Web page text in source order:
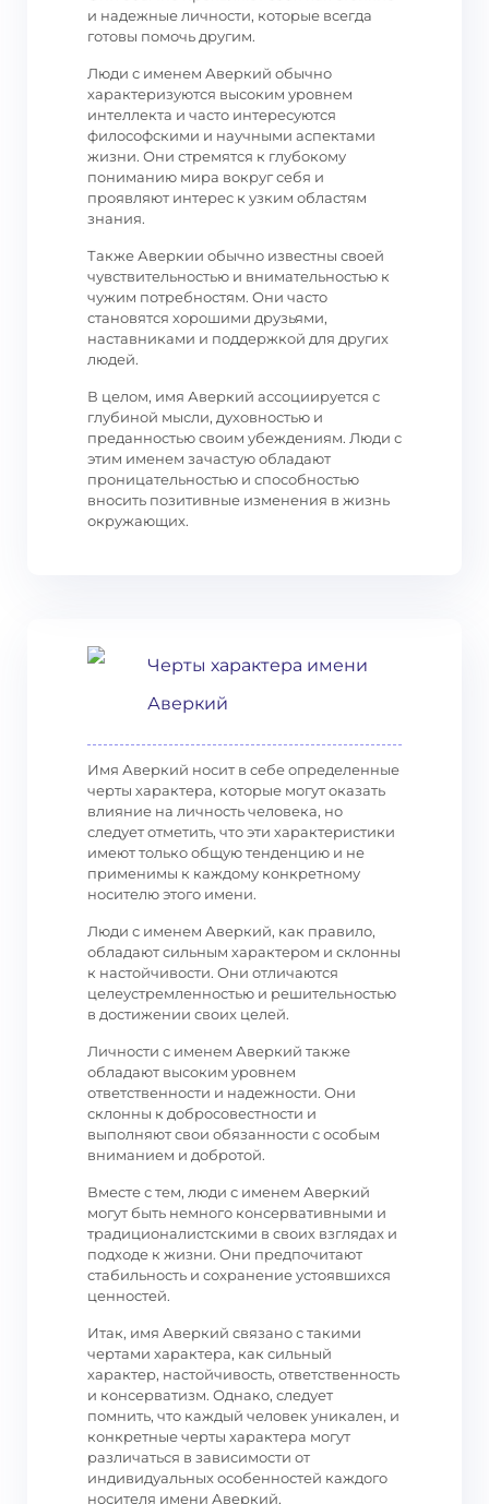
и надежные личности, которые всегда
готовы помочь другим.
Люди с именем Аверкий обычно
характеризуются высоким уровнем
интеллекта и часто интересуются
философскими и научными аспектами
жизни. Они стремятся к глубокому
пониманию мира вокруг себя и
проявляют интерес к узким областям
знания.
Также Аверкии обычно известны своей
чувствительностью и внимательностью к
чужим потребностям. Они часто
становятся хорошими друзьями,
наставниками и поддержкой для других
людей.
В целом, имя Аверкий ассоциируется с
глубиной мысли, духовностью и
преданностью своим убеждениям. Люди с
этим именем зачастую обладают
проницательностью и способностью
вносить позитивные изменения в жизнь
окружающих.
Черты характера имени
Аверкий
Имя Аверкий носит в себе определенные
черты характера, которые могут оказать
влияние на личность человека, но
следует отметить, что эти характеристики
имеют только общую тенденцию и не
применимы к каждому конкретному
носителю этого имени.
Люди с именем Аверкий, как правило,
обладают сильным характером и склонны
к настойчивости. Они отличаются
целеустремленностью и решительностью
в достижении своих целей.
Личности с именем Аверкий также
обладают высоким уровнем
ответственности и надежности. Они
склонны к добросовестности и
выполняют свои обязанности с особым
вниманием и добротой.
Вместе с тем, люди с именем Аверкий
могут быть немного консервативными и
традиционалистскими в своих взглядах и
подходе к жизни. Они предпочитают
стабильность и сохранение устоявшихся
ценностей.
Итак, имя Аверкий связано с такими
чертами характера, как сильный
характер, настойчивость, ответственность
и консерватизм. Однако, следует
помнить, что каждый человек уникален, и
конкретные черты характера могут
различаться в зависимости от
индивидуальных особенностей каждого
носителя имени Аверкий.